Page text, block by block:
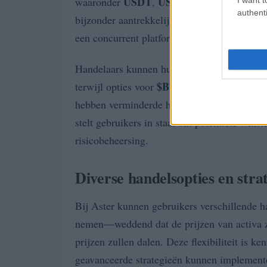
bijzonder aantrekkelijk, met gebruikers
een concurrent platform,
Handelaars kunnen hun gewenste
terwijl opties voor $BTC
hebben verminderde hefboomopties. Deze
stelt gebruikers in staat om potentiële
risicobeheersing.
Diverse handelsopties en
Bij Aster kunnen gebruikers verschillende
nemen—weddend dat de prijzen van
prijzen zullen dalen. Deze flexibiliteit is
geavanceerde strategieën kunnen